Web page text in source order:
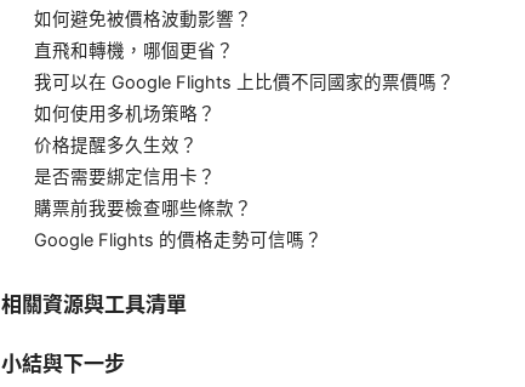
如何避免被價格波動影響？
直飛和轉機，哪個更省？
我可以在 Google Flights 上比價不同國家的票價嗎？
如何使用多机场策略？
价格提醒多久生效？
是否需要綁定信用卡？
購票前我要檢查哪些條款？
Google Flights 的價格走勢可信嗎？
相關資源與工具清單
小結與下一步